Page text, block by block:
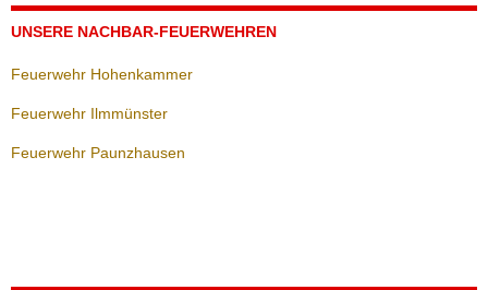
UNSERE NACHBAR-FEUERWEHREN
Feuerwehr Hohenkammer
Feuerwehr Ilmmünster
Feuerwehr Paunzhausen